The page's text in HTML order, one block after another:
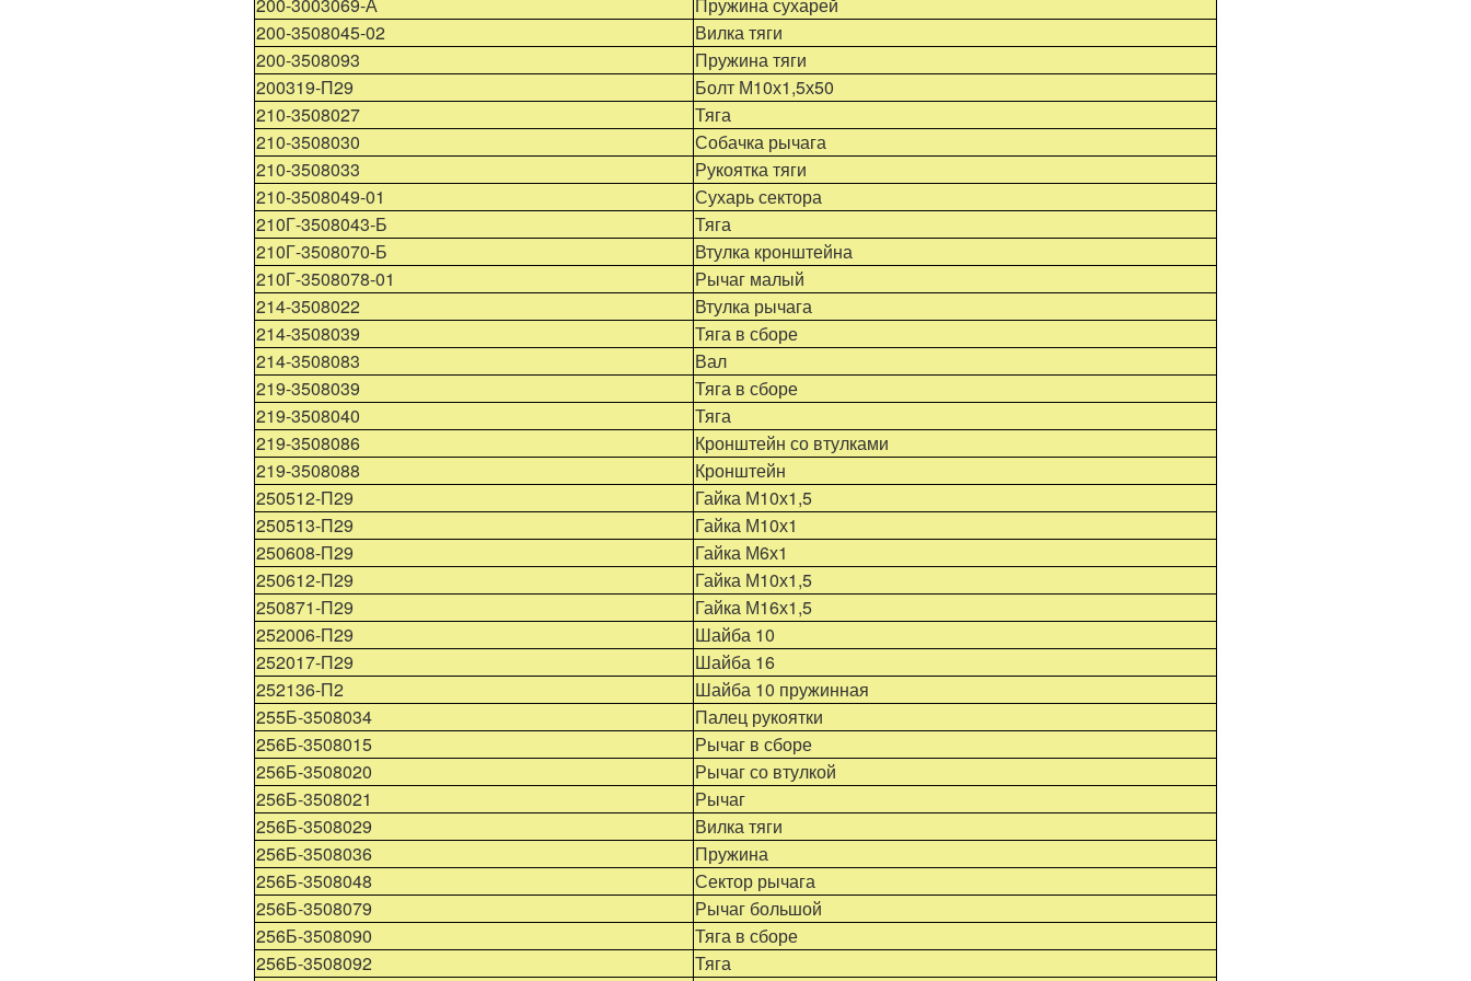
200-3003069-А
Пружина сухарей
200-3508045-02
Вилка тяги
200-3508093
Пружина тяги
200319-П29
Болт М10х1,5х50
210-3508027
Тяга
210-3508030
Собачка рычага
210-3508033
Рукоятка тяги
210-3508049-01
Сухарь сектора
210Г-3508043-Б
Тяга
210Г-3508070-Б
Втулка кронштейна
210Г-3508078-01
Рычаг малый
214-3508022
Втулка рычага
214-3508039
Тяга в сборе
214-3508083
Вал
219-3508039
Тяга в сборе
219-3508040
Тяга
219-3508086
Кронштейн со втулками
219-3508088
Кронштейн
250512-П29
Гайка М10х1,5
250513-П29
Гайка М10х1
250608-П29
Гайка М6х1
250612-П29
Гайка М10х1,5
250871-П29
Гайка М16х1,5
252006-П29
Шайба 10
252017-П29
Шайба 16
252136-П2
Шайба 10 пружинная
255Б-3508034
Палец рукоятки
256Б-3508015
Рычаг в сборе
256Б-3508020
Рычаг со втулкой
256Б-3508021
Рычаг
256Б-3508029
Вилка тяги
256Б-3508036
Пружина
256Б-3508048
Сектор рычага
256Б-3508079
Рычаг большой
256Б-3508090
Тяга в сборе
256Б-3508092
Тяга